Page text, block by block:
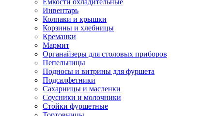
Инвентарь
Колпаки и крышки
Корзины и хлебницы
Креманки
Мармит
Органайзеры для столовых приборов
Пепельницы
Подносы и витрины для фуршета
Подсалфетники
Сахарницы и масленки
Соусники и молочники
Стойки фуршетные